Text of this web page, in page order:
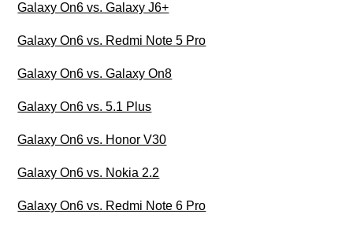
Galaxy On6 vs. Galaxy J6+
Galaxy On6 vs. Redmi Note 5 Pro
Galaxy On6 vs. Galaxy On8
Galaxy On6 vs. 5.1 Plus
Galaxy On6 vs. Honor V30
Galaxy On6 vs. Nokia 2.2
Galaxy On6 vs. Redmi Note 6 Pro